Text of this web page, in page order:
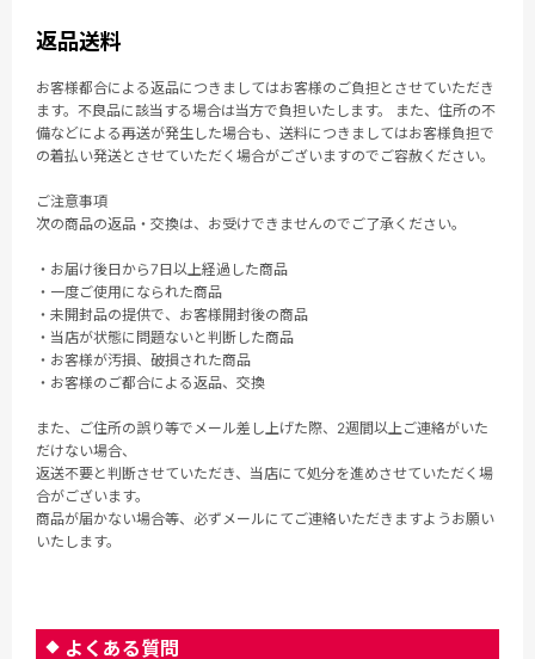
返品送料
お客様都合による返品につきましてはお客様のご負担とさせていただき
ます。不良品に該当する場合は当方で負担いたします。 また、住所の不
備などによる再送が発生した場合も、送料につきましてはお客様負担で
の着払い発送とさせていただく場合がございますのでご容赦ください。
ご注意事項
次の商品の返品・交換は、お受けできませんのでご了承ください。
・お届け後日から7日以上経過した商品
・一度ご使用になられた商品
・未開封品の提供で、お客様開封後の商品
・当店が状態に問題ないと判断した商品
・お客様が汚損、破損された商品
・お客様のご都合による返品、交換
また、ご住所の誤り等でメール差し上げた際、2週間以上ご連絡がいた
だけない場合、
返送不要と判断させていただき、当店にて処分を進めさせていただく場
合がございます。
商品が届かない場合等、必ずメールにてご連絡いただきますようお願い
いたします。
よくある質問